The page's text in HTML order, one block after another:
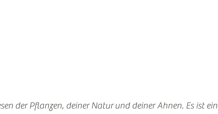
der Pflanzen, deiner Natur und deiner Ahnen. Es ist ein